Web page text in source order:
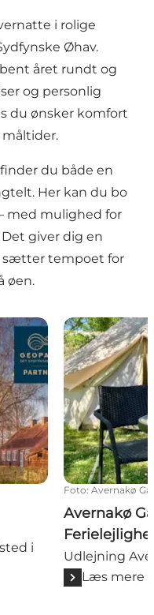
i rolige
Øhav.
året rundt og
og personlig
du ønsker komfort
du både en
Her kan du bo
med mulighed for
giver dig en
sætter tempoet for
øen.
i
Avernakø
Foto: Avernakø
Avernakø
Udlejning
Læs mere